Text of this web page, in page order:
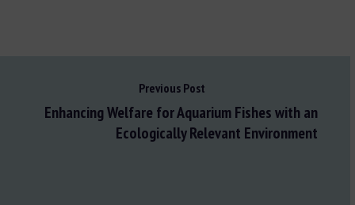
Previous Post
Enhancing Welfare for Aquarium Fishes with an
Ecologically Relevant Environment